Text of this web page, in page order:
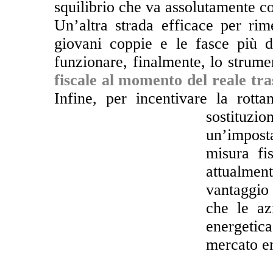
squilibrio che va assolutamente
Un’altra strada efficace per
giovani coppie e le fasce più
funzionare, finalmente, lo
fiscale al momento del reale
Infine, per incentivare la
misura
che le
mercato